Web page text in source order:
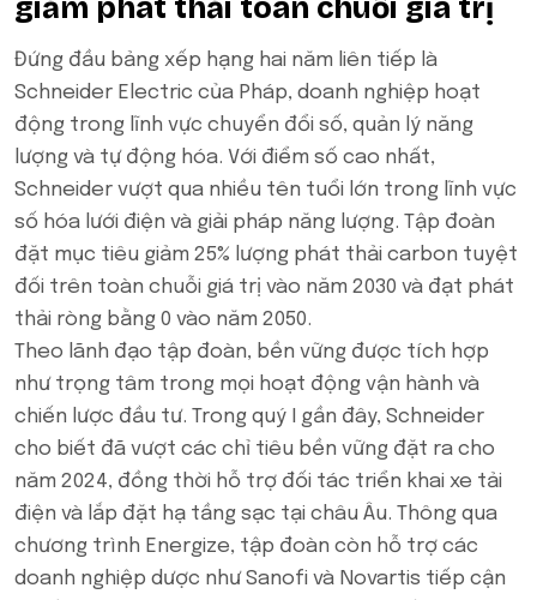
giảm phát thải toàn chuỗi giá trị
Đứng đầu bảng xếp hạng hai năm liên tiếp là
Schneider Electric của Pháp, doanh nghiệp hoạt
động trong lĩnh vực chuyển đổi số, quản lý năng
lượng và tự động hóa. Với điểm số cao nhất,
Schneider vượt qua nhiều tên tuổi lớn trong lĩnh vực
số hóa lưới điện và giải pháp năng lượng. Tập đoàn
đặt mục tiêu giảm 25% lượng phát thải carbon tuyệt
đối trên toàn chuỗi giá trị vào năm 2030 và đạt phát
thải ròng bằng 0 vào năm 2050.
Theo lãnh đạo tập đoàn, bền vững được tích hợp
như trọng tâm trong mọi hoạt động vận hành và
chiến lược đầu tư. Trong quý I gần đây, Schneider
cho biết đã vượt các chỉ tiêu bền vững đặt ra cho
năm 2024, đồng thời hỗ trợ đối tác triển khai xe tải
điện và lắp đặt hạ tầng sạc tại châu Âu. Thông qua
chương trình Energize, tập đoàn còn hỗ trợ các
doanh nghiệp dược như Sanofi và Novartis tiếp cận